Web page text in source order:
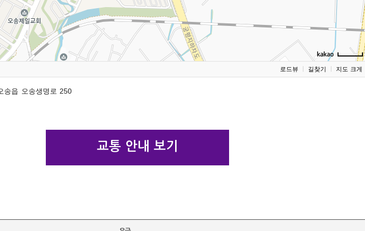
로드뷰 길찾기 지도 크게
송읍 오송생명로 250
교통 안내 보기